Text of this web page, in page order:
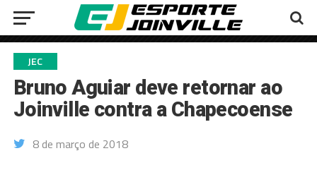
JEC
Bruno Aguiar deve retornar ao
Joinville contra a Chapecoense
8 de março de 2018